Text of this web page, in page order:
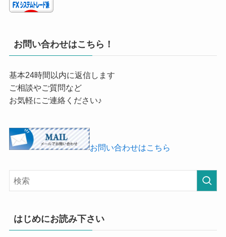
お問い合わせはこちら！
基本24時間以内に返信します
ご相談やご質問など
お気軽にご連絡ください♪
お問い合わせはこちら
はじめにお読み下さい